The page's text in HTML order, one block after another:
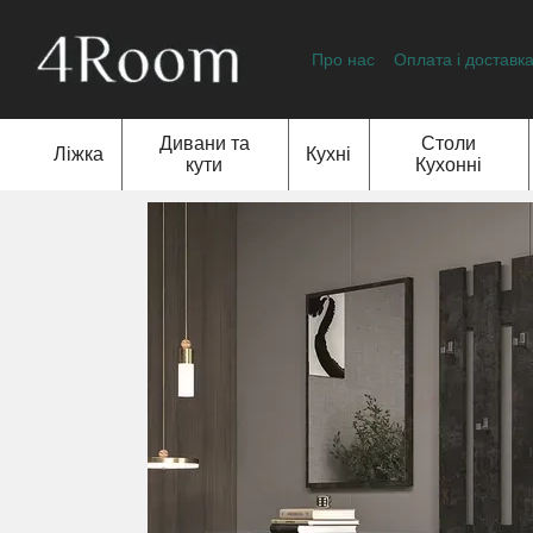
Про нас
Оплата і доставка
Ліжка
Дивани та
кути
Кухні
Столи
Кухонні